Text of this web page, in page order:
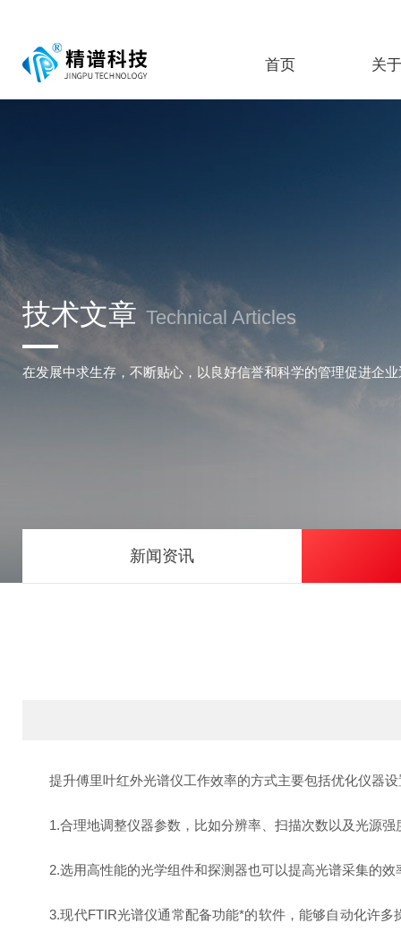
首页 关
技术文章 Technical Articles
在发展中求生存，不断贴心，以良好信誉和科学的管理促进企
新闻资讯
提升傅里叶红外光谱仪工作效率的方式主要包括优化仪器设
1.合理地调整仪器参数，比如分辨率、扫描次数以及光源强
2.选用高性能的光学组件和探测器也可以提高光谱采集的效
3.现代FTIR光谱仪通常配备功能*的软件，能够自动化许多